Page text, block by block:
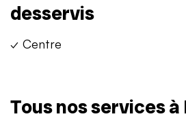
desservis
✓ Centre
Tous nos services